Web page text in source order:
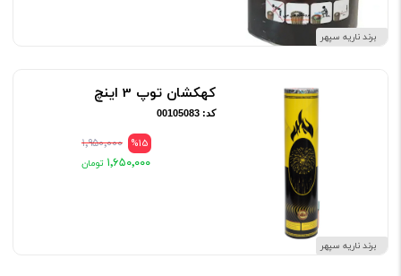
برند ناریه سپهر
برند ناریه سپهر
کهکشان توپ 3 اینچ
کد: 00105083
%15 ۱٬۹۵۰٬۰۰۰
۱٬۶۵۰٬۰۰۰